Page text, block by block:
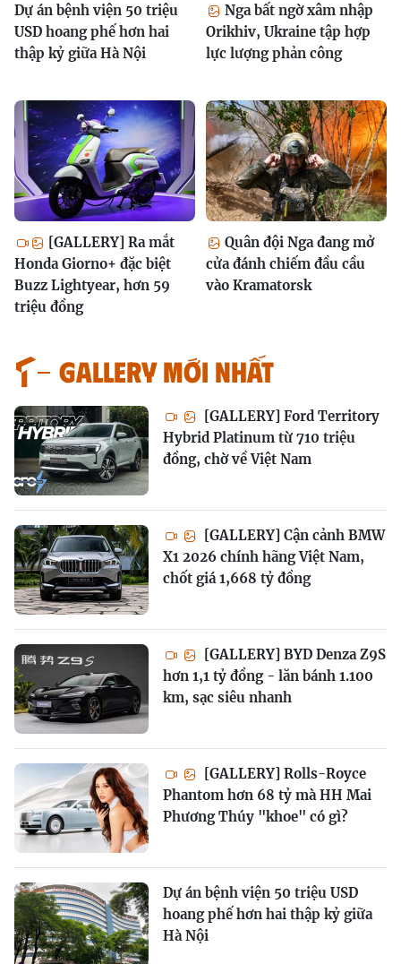
Dự án bệnh viện 50 triệu
USD hoang phế hơn hai
thập kỷ giữa Hà Nội
Nga bất ngờ xâm nhập
Orikhiv, Ukraine tập hợp
lực lượng phản công
[GALLERY] Ra mắt
Honda Giorno+ đặc biệt
Buzz Lightyear, hơn 59
triệu đồng
Quân đội Nga đang mở
cửa đánh chiếm đầu cầu
vào Kramatorsk
GALLERY MỚI NHẤT
[GALLERY] Ford Territory
Hybrid Platinum từ 710 triệu
đồng, chờ về Việt Nam
[GALLERY] Cận cảnh BMW
X1 2026 chính hãng Việt Nam,
chốt giá 1,668 tỷ đồng
[GALLERY] BYD Denza Z9S
hơn 1,1 tỷ đồng - lăn bánh 1.100
km, sạc siêu nhanh
[GALLERY] Rolls-Royce
Phantom hơn 68 tỷ mà HH Mai
Phương Thúy "khoe" có gì?
Dự án bệnh viện 50 triệu USD
hoang phế hơn hai thập kỷ giữa
Hà Nội